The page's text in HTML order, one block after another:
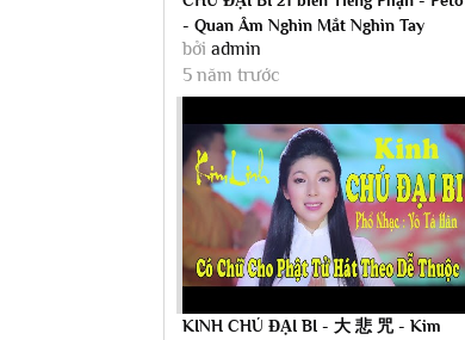
- Quan Âm Nghìn Mắt Nghìn Tay
bởi admin
5 năm trước
KINH CHÚ ĐẠI BI - 大 悲 咒 - Kim